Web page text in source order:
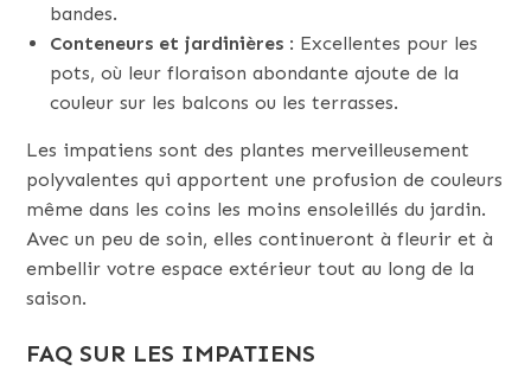
bandes.
Conteneurs et jardinières : Excellentes pour les
pots, où leur floraison abondante ajoute de la
couleur sur les balcons ou les terrasses.
Les impatiens sont des plantes merveilleusement
polyvalentes qui apportent une profusion de couleurs
même dans les coins les moins ensoleillés du jardin.
Avec un peu de soin, elles continueront à fleurir et à
embellir votre espace extérieur tout au long de la
saison.
FAQ SUR LES IMPATIENS